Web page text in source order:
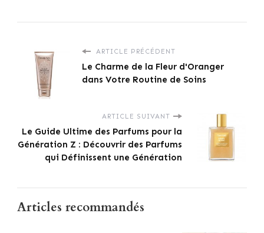
ARTICLE PRÉCÉDENT
Le Charme de la Fleur d'Oranger
dans Votre Routine de Soins
ARTICLE SUIVANT
Le Guide Ultime des Parfums pour la
Génération Z : Découvrir des Parfums
qui Définissent une Génération
Articles recommandés